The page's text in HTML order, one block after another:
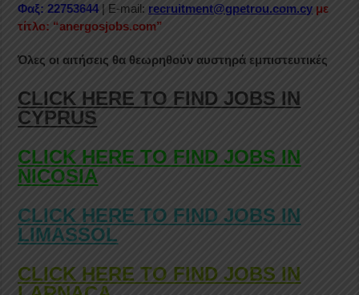
Φαξ: 22753644 | E-mail: recruitment@gpetrou.com.cy με
τίτλο: “anergosjobs.com”
Όλες οι αιτήσεις θα θεωρηθούν αυστηρά εμπιστευτικές
CLICK HERE TO FIND JOBS IN
CYPRUS
CLICK HERE TO FIND JOBS IN
NICOSIA
CLICK HERE TO FIND JOBS IN
LIMASSOL
CLICK HERE TO FIND JOBS IN